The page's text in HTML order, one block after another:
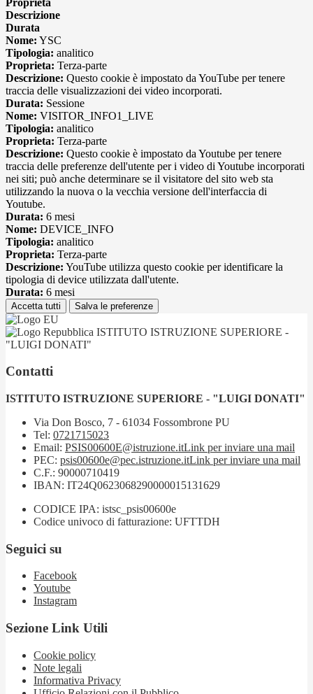
Descrizione
Durata
Nome: YSC
Tipologia: analitico
Proprieta: Terza-parte
Descrizione: Questo cookie è impostato da YouTube per tenere
traccia delle visualizzazioni dei video incorporati.
Durata: Sessione
Nome: VISITOR_INFO1_LIVE
Tipologia: analitico
Proprieta: Terza-parte
Descrizione: Questo cookie è impostato da Youtube per tenere
traccia delle preferenze dell'utente per i video di Youtube incorporati
nei siti; può anche determinare se il visitatore del sito web sta
utilizzando la nuova o la vecchia versione dell'interfaccia di
Youtube.
Durata: 6 mesi
Nome: DEVICE_INFO
Tipologia: analitico
Proprieta: Terza-parte
Descrizione: YouTube utilizza questo cookie per identificare la
tipologia di device utilizzata dall'utente.
Durata: 6 mesi
Accetta tutti Salva le preferenze
ISTITUTO ISTRUZIONE SUPERIORE -
"LUIGI DONATI"
Contatti
ISTITUTO ISTRUZIONE SUPERIORE - "LUIGI DONATI"
Via Don Bosco, 7 - 61034 Fossombrone PU
Tel: 0721715023
Email: PSIS00600E@istruzione.itLink per inviare una mail
PEC: psis00600e@pec.istruzione.itLink per inviare una mail
C.F.: 90000710419
IBAN: IT24Q0623068290000015131629
CODICE IPA: istsc_psis00600e
Codice univoco di fatturazione: UFTTDH
Seguici su
Facebook
Youtube
Instagram
Sezione Link Utili
Cookie policy
Note legali
Informativa Privacy